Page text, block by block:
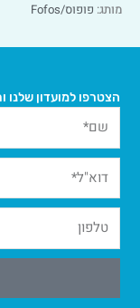
מותג:פופוס/Fofos
הצטרפו למועדון שלנו